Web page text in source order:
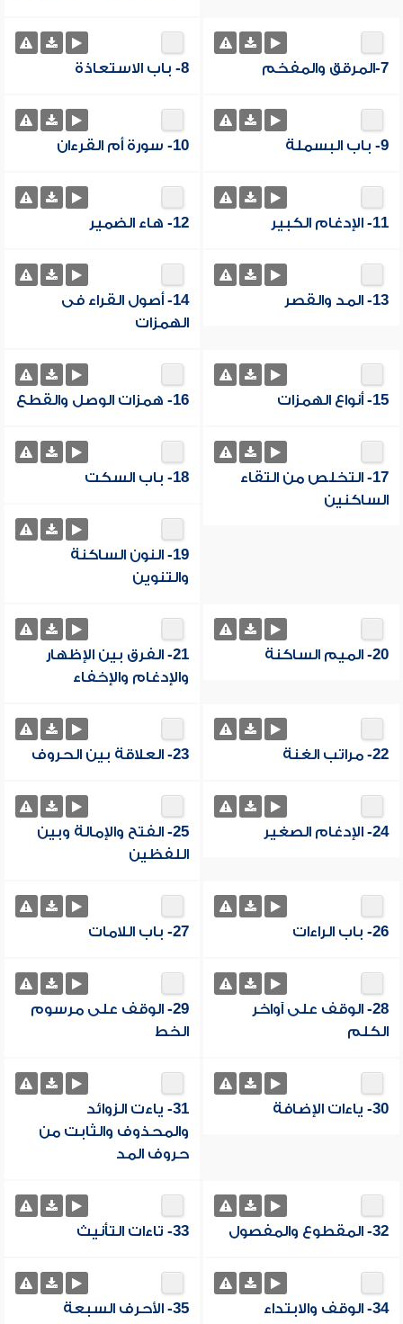
7-المرقق والمفخم 8- باب الاستعاذة
9- باب البسملة 10- سورة أم القرءان
11- الإدغام الكبير 12- هاء الضمير
13- المد والقصر
14- أصول القراء فى
الهمزات
15- أنواع الهمزات 16- همزات الوصل والقطع
17- التخلص من التقاء
الساكنين
18- باب السكت
19- النون الساكنة
والتنوين
20- الميم الساكنة
21- الفرق بين الإظهار
والإدغام والإخفاء
22- مراتب الغنة 23- العلاقة بين الحروف
24- الإدغام الصغير
25- الفتح والإمالة وبين
اللفظين
26- باب الراءات 27- باب اللامات
28- الوقف على آواخر
الكلم
29- الوقف على مرسوم
الخط
30- ياءات الإضافة
31- ياءت الزوائد
والمحذوف والثابت من
حروف المد
32- المقطوع والمفصول 33- تاءات التأنيث
34- الوقف والابتداء 35- الأحرف السبعة